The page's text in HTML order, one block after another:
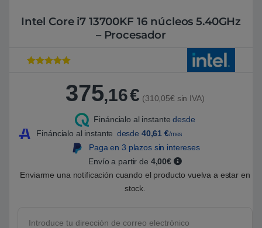
Intel Core i7 13700KF 16 núcleos 5.40GHz
– Procesador
valoración de375,16€ (310,05€ sin IVA)
Fináncialo al instante desde
Fináncialo al instante desde 40,61 €/mes
Paga en 3 plazos sin intereses
Envío a partir de 4,00€
Enviarme una notificación cuando el producto vuelva a estar en
stock.